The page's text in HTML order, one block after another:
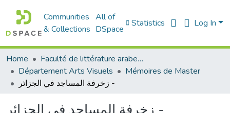
Communities
& Collections
All of
DSpace
Statistics Log In
Home
Faculté de littérature arabe et des arts
Département Arts Visuels
Mémoires de Master
زخرفة المساجد في الجزائر -